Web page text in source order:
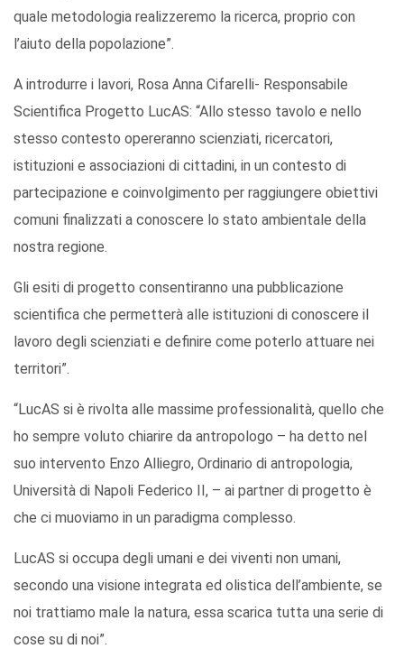
quale metodologia realizzeremo la ricerca, proprio con
l’aiuto della popolazione”.
A introdurre i lavori, Rosa Anna Cifarelli- Responsabile
Scientifica Progetto LucAS: “Allo stesso tavolo e nello
stesso contesto opereranno scienziati, ricercatori,
istituzioni e associazioni di cittadini, in un contesto di
partecipazione e coinvolgimento per raggiungere obiettivi
comuni finalizzati a conoscere lo stato ambientale della
nostra regione.
Gli esiti di progetto consentiranno una pubblicazione
scientifica che permetterà alle istituzioni di conoscere il
lavoro degli scienziati e definire come poterlo attuare nei
territori”.
“LucAS si è rivolta alle massime professionalità, quello che
ho sempre voluto chiarire da antropologo – ha detto nel
suo intervento Enzo Alliegro, Ordinario di antropologia,
Università di Napoli Federico II, – ai partner di progetto è
che ci muoviamo in un paradigma complesso.
LucAS si occupa degli umani e dei viventi non umani,
secondo una visione integrata ed olistica dell’ambiente, se
noi trattiamo male la natura, essa scarica tutta una serie di
cose su di noi”.